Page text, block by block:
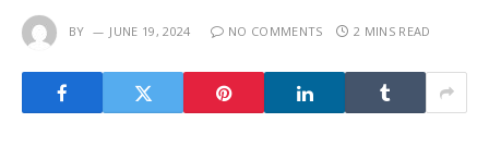
BY JUNE 19, 2024 NO COMMENTS 2 MINS READ